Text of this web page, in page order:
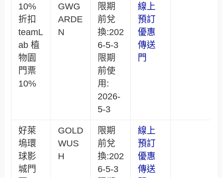
10%
折扣
teamL
ab 植
物園
門票
10%
GWG
ARDE
N
限期
前兌
換:202
6-5-3
限期
前使
用:
2026-
5-3
線上
預訂
優惠
傳送
門
好萊
塢環
球影
城門
GOLD
WUS
H
限期
前兌
換:202
6-5-3
線上
預訂
優惠
傳送